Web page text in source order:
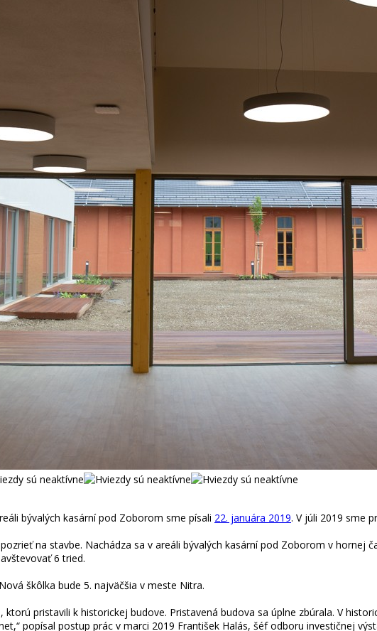
bývalých kasární pod Zoborom sme písali 22. januára 2019. V júli 2019 sme
na stavbe. Nachádza sa v areáli bývalých kasární pod Zoborom v hornej
6 tried.
škôlka bude 5. najväčšia v meste Nitra.
pristavili k historickej budove. Pristavená budova sa úplne zbúrala. V
popísal postup prác v marci 2019 František Halás, šéf odboru investičnej